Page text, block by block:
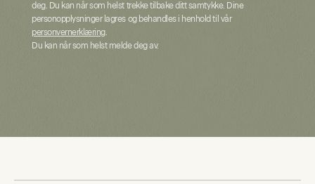
deg. Du kan når som helst trekke tilbake ditt samtykke. Dine
personopplysninger lagres og behandles i henhold til vår
personvernerklæring.
Du kan når som helst melde deg av.